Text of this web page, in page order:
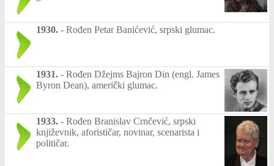
1930. - Rođen Petar Banićević, srpski glumac.
1931. - Rođen Džejms Bajron Din (engl. James
Byron Dean), američki glumac.
1933. - Rođen Branislav Crnčević, srpski
književnik, aforističar, novinar, scenarista i
političar.